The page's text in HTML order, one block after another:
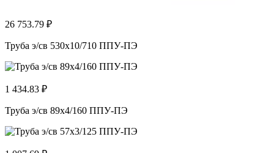
26 753.79 ₽
Труба э/св 530х10/710 ППУ-ПЭ
1 434.83 ₽
Труба э/св 89х4/160 ППУ-ПЭ